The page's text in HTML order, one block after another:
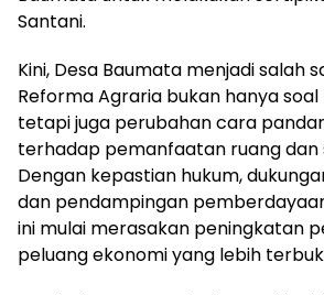
Santani.
Kini, Desa Baumata menjadi salah
Reforma Agraria bukan hanya
tetapi juga perubahan cara
terhadap pemanfaatan ruang dan
Dengan kepastian hukum,
dan pendampingan
ini mulai merasakan peningkatan
peluang ekonomi yang lebih